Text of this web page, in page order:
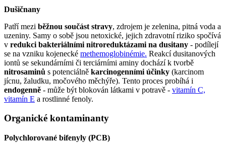
Dušičnany
Patří mezi běžnou součást stravy, zdrojem je zelenina, pitná voda a
uzeniny. Samy o sobě jsou netoxické, jejich zdravotní riziko spočívá
v redukci bakteriálními nitroreduktázami na dusitany - podílejí
se na vzniku kojenecké methemoglobinémie. Reakcí dusitanových
iontů se sekundárními či terciárními aminy dochází k tvorbě
nitrosaminů s potenciálně karcinogenními účinky (karcinom
jícnu, žaludku, močového měchýře). Tento proces probíhá i
endogenně - může být blokován látkami v potravě - vitamín C,
vitamín E a rostlinné fenoly.
Organické kontaminanty
Polychlorované bifenyly (PCB)